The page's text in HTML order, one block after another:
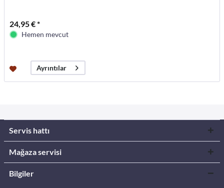
24,95 € *
Hemen mevcut
Ayrıntılar
Servis hattı
Mağaza servisi
Bilgiler